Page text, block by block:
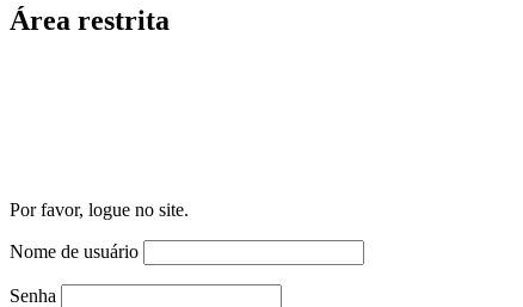
Área restrita
Por favor, logue no site.
Nome de usuário
Senha